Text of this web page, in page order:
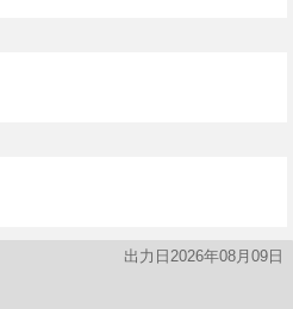
出力日2026年08月09日